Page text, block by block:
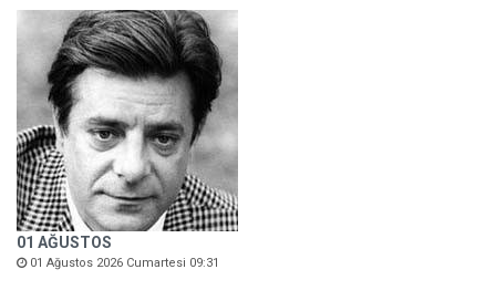
01 AĞUSTOS
01 Ağustos 2026 Cumartesi 09:31